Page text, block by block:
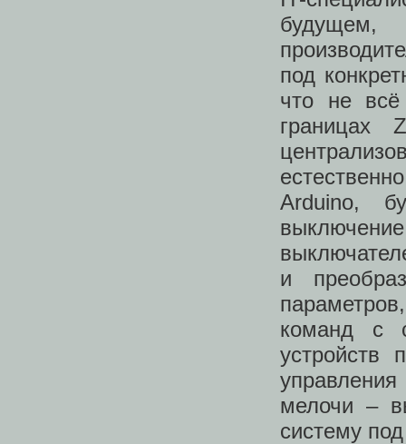
под
что не
границах
Arduino,
и
команд с
устройств
мелочи –
систему